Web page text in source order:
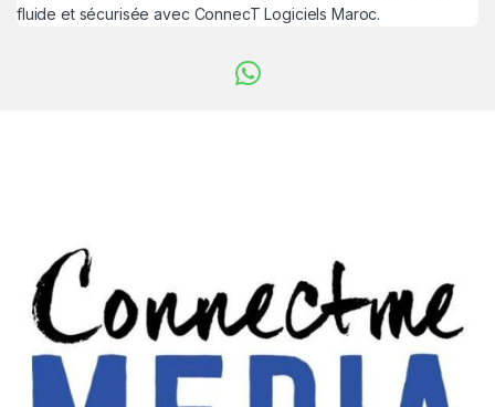
fluide et sécurisée avec ConnecT Logiciels Maroc.